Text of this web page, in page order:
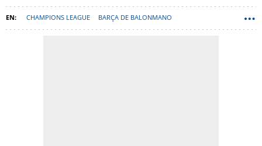
CHAMPIONS LEAGUE BARÇA DE BALONMANO